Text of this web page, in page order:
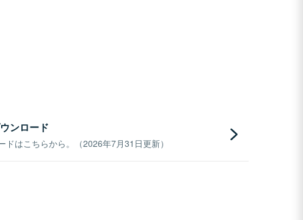
ンロード
ドはこちらから。（2026年7月31日更新）